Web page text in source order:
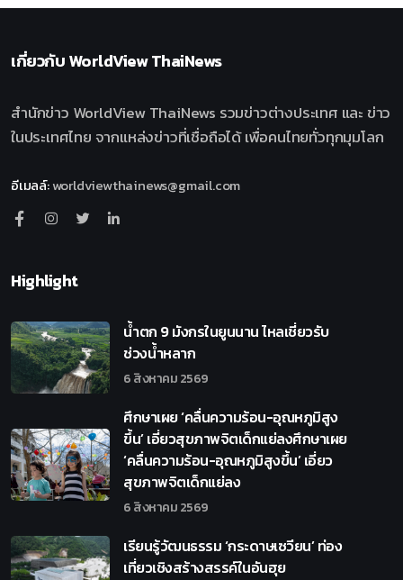
เกี่ยวกับWorldView ThaiNews
สำนักข่าว WorldView ThaiNews รวมข่าวต่างประเทศ และ ข่าว
ในประเทศไทย จากแหล่งข่าวที่เชื่อถือได้ เพื่อคนไทยทั่วทุกมุมโลก
อีเมลล์:worldviewthainews@gmail.com
Highlight
น้ำตก 9 มังกรในยูนนาน ไหลเชี่ยวรับ
ช่วงน้ำหลาก
6 สิงหาคม 2569
ศึกษาเผย ‘คลื่นความร้อน-อุณหภูมิสูง
ขึ้น’ เอี่ยวสุขภาพจิตเด็กแย่ลงศึกษาเผย
‘คลื่นความร้อน-อุณหภูมิสูงขึ้น’ เอี่ยว
สุขภาพจิตเด็กแย่ลง
6 สิงหาคม 2569
เรียนรู้วัฒนธรรม ‘กระดาษเซวียน’ ท่อง
เที่ยวเชิงสร้างสรรค์ในอันฮุย